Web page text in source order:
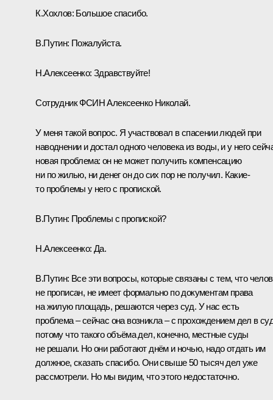
К.Хохлов: Большое спасибо.
В.Путин: Пожалуйста.
Н.Алексеенко: Здравствуйте!
Сотрудник ФСИН Алексеенко Николай.
У меня такой вопрос. Я участвовал в спасении людей при
наводнении и достал одного человека из воды, и у него
новая проблема: он не может получить компенсацию
ни по жилью, ни денег он до сих пор не получил. Какие-
то проблемы у него с пропиской.
В.Путин: Проблемы с пропиской?
Н.Алексеенко: Да.
В.Путин: Все эти вопросы, которые связаны с тем, что
не прописан, не имеет формально по документам права
на жилую площадь, решаются через суд. У нас есть
проблема – сейчас она возникла – с прохождением дел в
потому что такого объёма дел, конечно, местные суды
не решали. Но они работают днём и ночью, надо отдать им
должное, сказать спасибо. Они свыше 50 тысяч дел уже
рассмотрели. Но мы видим, что этого недостаточно.